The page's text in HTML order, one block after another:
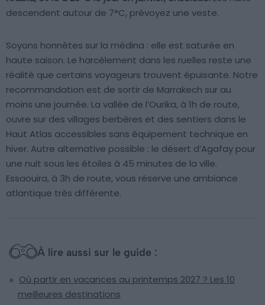
descendent autour de 7°C, prévoyez une veste.
Soyons honnêtes sur la médina : elle est saturée en
haute saison. Le harcèlement dans les ruelles reste une
réalité que certains voyageurs trouvent épuisante. Notre
recommandation est de sortir de Marrakech sur au
moins une journée. La vallée de l’Ourika, à 1h de route,
ouvre sur des villages berbères et des sentiers dans le
Haut Atlas accessibles sans équipement technique en
hiver. Autre alternative possible : le désert d’Agafay pour
une nuit sous les étoiles à 45 minutes de la ville.
Essaouira, à 3h de route, vous réserve une ambiance
atlantique très différente.
À lire aussi sur le guide :
Où partir en vacances au printemps 2027 ? Les 10
meilleures destinations